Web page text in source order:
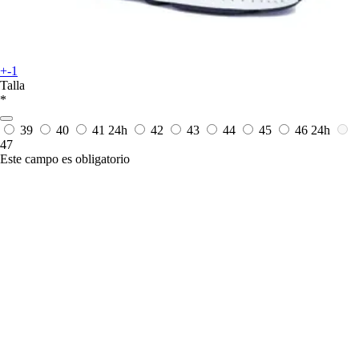
+-1
Talla
*
39 40 41 24h 42 43 44 45 46 24h
47
Este campo es obligatorio